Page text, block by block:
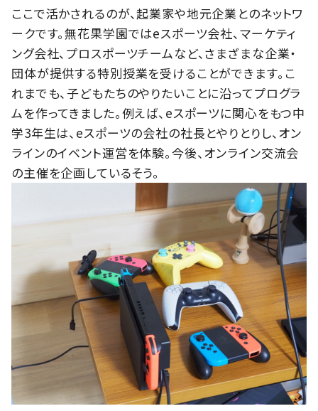
ここで活かされるのが、起業家や地元企業とのネットワ
ークです。無花果学園ではeスポーツ会社、マーケティ
ング会社、プロスポーツチームなど、さまざまな企業・
団体が提供する特別授業を受けることができます。こ
れまでも、子どもたちのやりたいことに沿ってプログラ
ムを作ってきました。例えば、eスポーツに関心をもつ中
学3年生は、eスポーツの会社の社長とやりとりし、オン
ラインのイベント運営を体験。今後、オンライン交流会
の主催を企画しているそう。